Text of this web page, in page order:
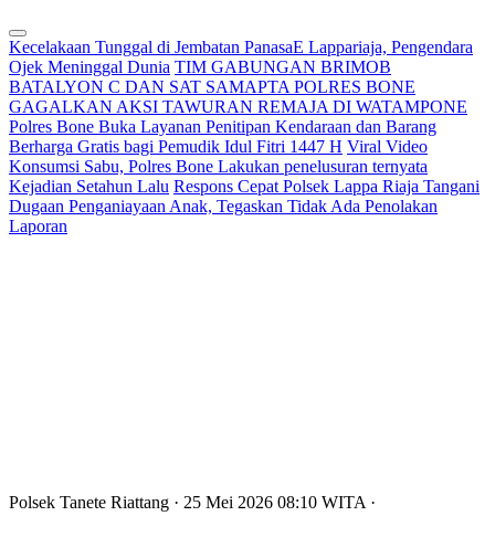
Kecelakaan Tunggal di Jembatan PanasaE Lappariaja, Pengendara
Ojek Meninggal Dunia TIM GABUNGAN BRIMOB
BATALYON C DAN SAT SAMAPTA POLRES BONE
GAGALKAN AKSI TAWURAN REMAJA DI WATAMPONE
Polres Bone Buka Layanan Penitipan Kendaraan dan Barang
Berharga Gratis bagi Pemudik Idul Fitri 1447 H Viral Video
Konsumsi Sabu, Polres Bone Lakukan penelusuran ternyata
Kejadian Setahun Lalu Respons Cepat Polsek Lappa Riaja Tangani
Dugaan Penganiayaan Anak, Tegaskan Tidak Ada Penolakan
Laporan
Polsek Tanete Riattang · 25 Mei 2026 08:10 WITA ·